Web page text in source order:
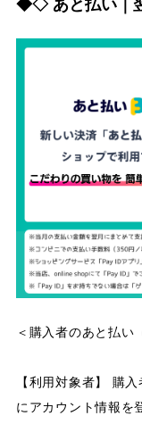
◆◇ あと払い｜
＜購入者のあと払い
【利用対象者】 購
にアカウント情報を